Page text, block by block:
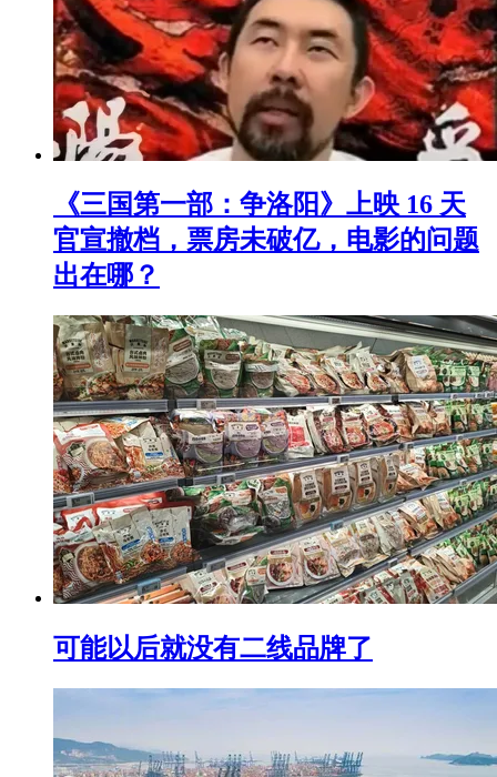
《三国第一部：争洛阳》上映 16 天
官宣撤档，票房未破亿，电影的问题
出在哪？
可能以后就没有二线品牌了